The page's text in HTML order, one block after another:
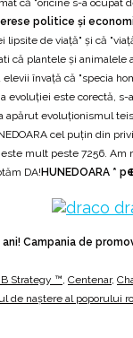
că "oricine s-a
politice și
de viață" și că
plantele și
învață că "specia
este
apărut evoluționismul
cel puțin din
mult peste 7256.
DA! HUNEDOARA *
Campania de
Strategy ™, Centenar,
de naştere al poporului